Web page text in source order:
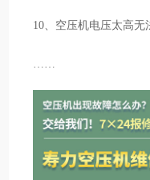
10、空压机电压太高无